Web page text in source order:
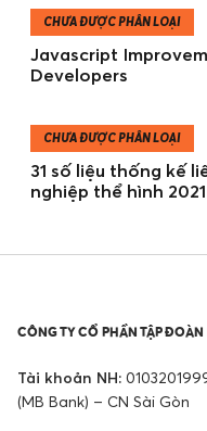
CHƯA ĐƯỢC PHÂN LOẠI
Javascript
Developers
CHƯA ĐƯỢC PHÂN LOẠI
31 số liệu thống kế
nghiệp thể hình 2021
CÔNG TY CỔ PHẦN TẬP
Tài khoản NH:
(MB Bank) – CN Sài Gòn